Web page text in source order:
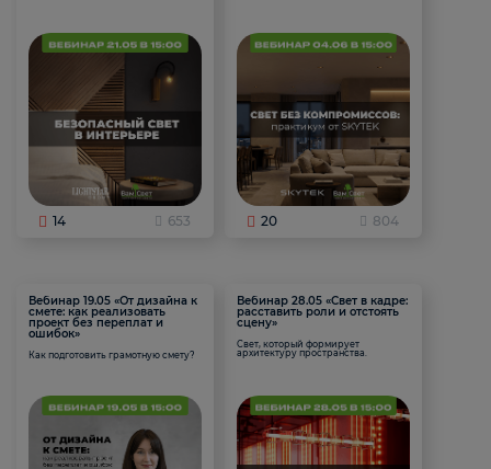
14 653 20 804
Вебинар 19.05 «От дизайна к
смете: как реализовать
проект без переплат и
ошибок»
Как подготовить грамотную смету?
Вебинар 28.05 «Свет в кадре:
расставить роли и отстоять
сцену»
Свет, который формирует
архитектуру пространства.